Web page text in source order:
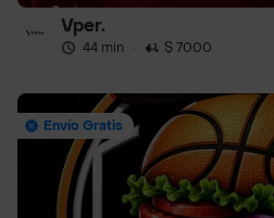
Vper.
44 min · $ 7000
Envío Gratis